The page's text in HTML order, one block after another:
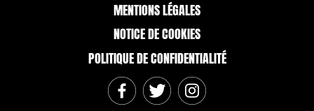
MENTIONS LÉGALES
NOTICE DE COOKIES
POLITIQUE DE CONFIDENTIALITÉ